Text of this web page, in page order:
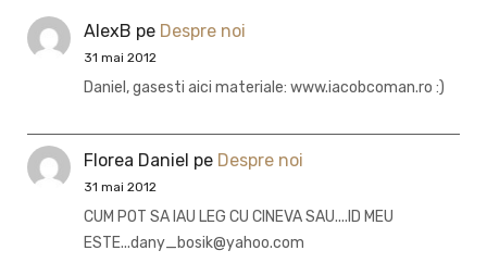
AlexB pe Despre noi
31 mai 2012
Daniel, gasesti aici materiale: www.iacobcoman.ro :)
Florea Daniel pe Despre noi
31 mai 2012
CUM POT SA IAU LEG CU CINEVA SAU....ID MEU
ESTE...dany_bosik@yahoo.com